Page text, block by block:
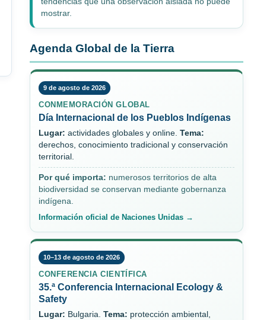
mostrar.
Agenda Global de la Tierra
9 de agosto de 2026
CONMEMORACIÓN GLOBAL
Día Internacional de los Pueblos Indígenas
Lugar: actividades globales y online. Tema:
derechos, conocimiento tradicional y conservación
territorial.
Por qué importa: numerosos territorios de alta
biodiversidad se conservan mediante gobernanza
indígena.
Información oficial de Naciones Unidas →
10–13 de agosto de 2026
CONFERENCIA CIENTÍFICA
35.ª Conferencia Internacional Ecology &
Safety
Lugar: Bulgaria. Tema: protección ambiental,